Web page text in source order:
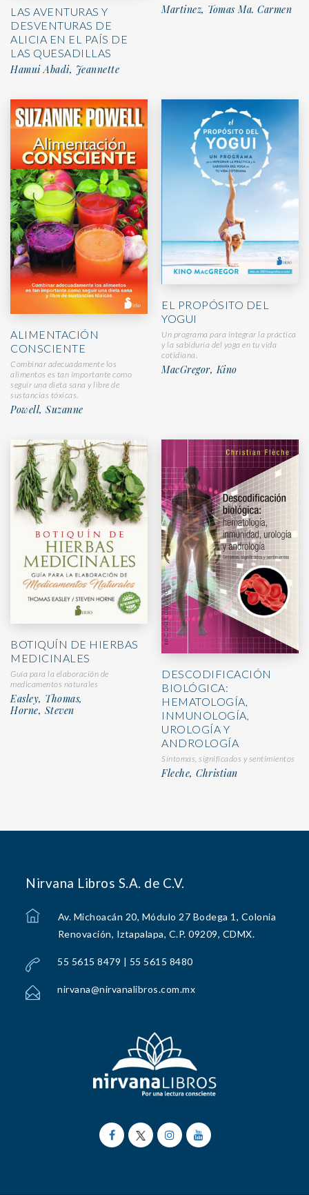
LAS AVENTURAS Y
DESVENTURAS DE
ALICIA EN EL PAÍS DE
LAS QUESADILLAS
Hamui Abadi, Jeannette
Martinez, Tomas Ma. Carmen
ALIMENTACIÓN
CONSCIENTE
Combinar adecuadamente los
alimentos es tan importante como
seguir una dieta sana y libre de
sustancias tóxicas.
Powell, Suzanne
EL PROPÓSITO DEL
YOGUI
Un programa para integrar la práctica
y la sabiduría del yoga en tu vida
cotidiana.
MacGregor, Kino
BOTIQUÍN DE HIERBAS
MEDICINALES
Guía para la elaboración de
medicamentos naturales
Easley, Thomas,
Horne, Steven
DESCODIFICACIÓN
BIOLÓGICA:
HEMATOLOGÍA,
INMUNOLOGÍA,
UROLOGÍA Y
ANDROLOGÍA
Síntomas, significados y sentimientos
Fleche, Christian
Nirvana Libros S.A. de C.V.
Av. Michoacán 20, Módulo 27 Bodega 1, Colonia
Renovación, Iztapalapa, C.P. 09209, CDMX.
55 5615 8479 | 55 5615 8480
nirvana@nirvanalibros.com.mx